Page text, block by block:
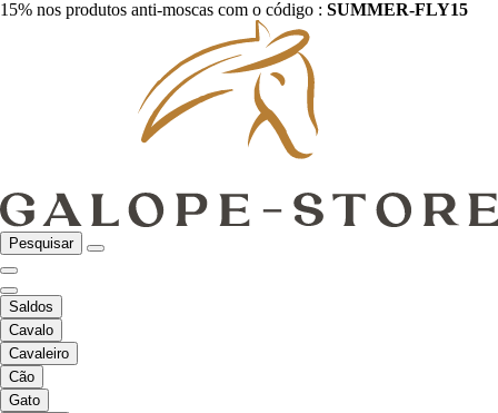
15% nos produtos anti-moscas com o código : SUMMER-FLY15
Pesquisar
Saldos
Cavalo
Cavaleiro
Cão
Gato